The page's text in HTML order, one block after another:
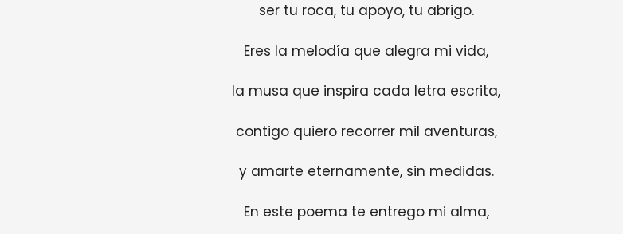
ser tu roca, tu apoyo, tu abrigo.
Eres la melodía que alegra mi vida,
la musa que inspira cada letra escrita,
contigo quiero recorrer mil aventuras,
y amarte eternamente, sin medidas.
En este poema te entrego mi alma,